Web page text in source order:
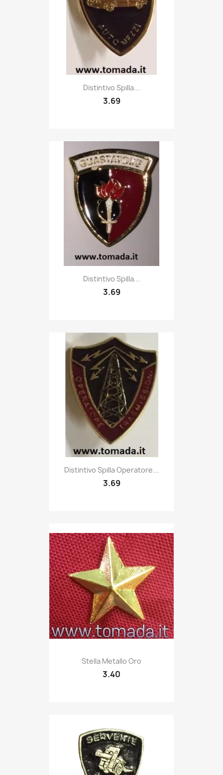
Quick view
Distintivo Spilla...
3.69
Quick view
Distintivo Spilla...
3.69
 Quick view
Distintivo Spilla Operatore...
3.69
Quick view
Stella Metallo Oro
3.40